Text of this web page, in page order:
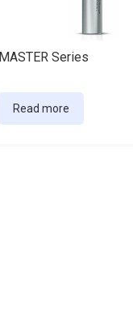
MASTER Series
Read more